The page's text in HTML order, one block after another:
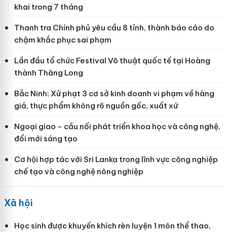
khai trong 7 tháng
Thanh tra Chính phủ yêu cầu 8 tỉnh, thành báo cáo do
chậm khắc phục sai phạm
Lần đầu tổ chức Festival Võ thuật quốc tế tại Hoàng
thành Thăng Long
Bắc Ninh: Xử phạt 3 cơ sở kinh doanh vi phạm về hàng
giả, thực phẩm không rõ nguồn gốc, xuất xứ
Ngoại giao - cầu nối phát triển khoa học và công nghệ,
đổi mới sáng tạo
Cơ hội hợp tác với Sri Lanka trong lĩnh vực công nghiệp
chế tạo và công nghệ nông nghiệp
Xã hội
Học sinh được khuyến khích rèn luyện 1 môn thể thao,